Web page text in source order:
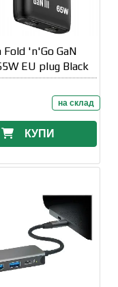
'n'Go GaN
EU plug Black
на склад
КУПИ